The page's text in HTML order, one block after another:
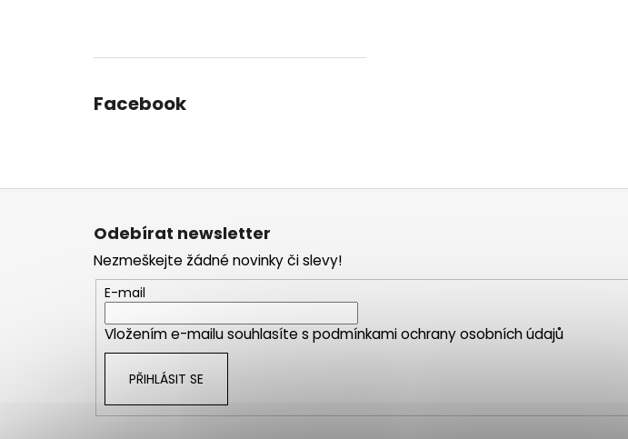
Facebook
Odebírat newsletter
Nezmeškejte žádné novinky či slevy!
E-mail
Vložením e-mailu souhlasíte s podmínkami ochrany osobních údajů
PŘIHLÁSIT SE